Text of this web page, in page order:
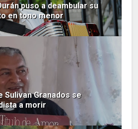
puso a deambular su
en tono menor
Sulivan Granados se
a morir